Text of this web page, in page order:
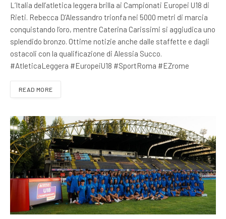
L’Italia dell’atletica leggera brilla ai Campionati Europei U18 di
Rieti. Rebecca D’Alessandro trionfa nei 5000 metri di marcia
conquistando l’oro, mentre Caterina Carissimi si aggiudica uno
splendido bronzo. Ottime notizie anche dalle staffette e dagli
ostacoli con la qualificazione di Alessia Succo.
#AtleticaLeggera #EuropeiU18 #SportRoma #EZrome
READ MORE